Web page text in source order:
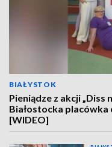
BIAŁYSTOK
Pieniądze z akcji „Diss
Białostocka placówka
[WIDEO]